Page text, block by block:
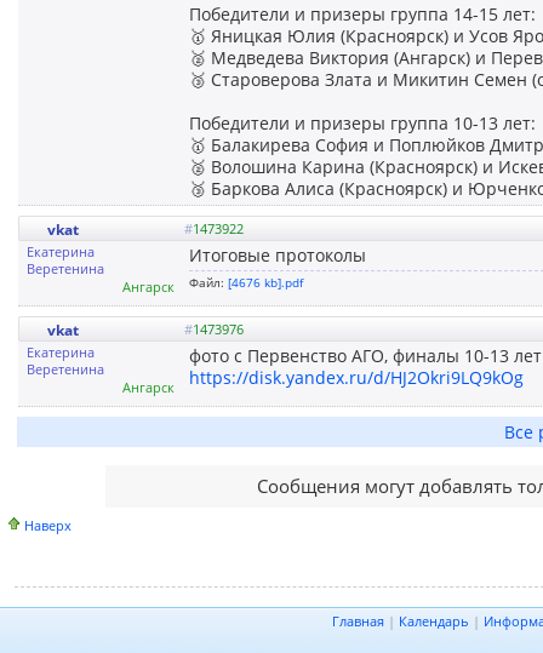
Победители и призеры группа 14-15 лет:
🥇 Яницкая Юлия (Красноярск) и Усов
🥈 Медведева Виктория (Ангарск) и
🥉 Староверова Злата и Микитин Семен
Победители и призеры группа 10-13 лет:
🥇 Балакирева София и Поплюйков
🥈 Волошина Карина (Красноярск) и
🥉 Баркова Алиса (Красноярск) и
vkat #1473922
Екатерина
Веретенина
Ангарск
Итоговые протоколы
Файл: [4676 kb].pdf
vkat #1473976
Екатерина
Веретенина
Ангарск
фото с Первенство АГО, финалы 10-13
https://disk.yandex.ru/d/HJ2Okri9LQ9kOg
Все
Сообщения могут добавлять
Наверх
Главная | Календарь |